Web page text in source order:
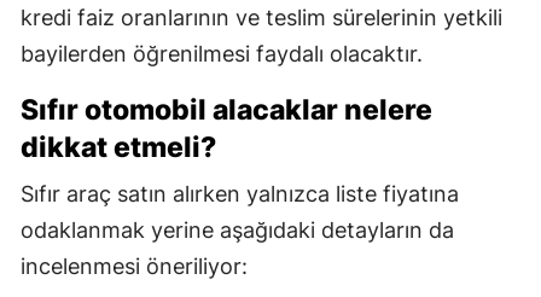
kredi faiz oranlarının ve teslim sürelerinin yetkili
bayilerden öğrenilmesi faydalı olacaktır.
Sıfır otomobil alacaklar nelere
dikkat etmeli?
Sıfır araç satın alırken yalnızca liste fiyatına
odaklanmak yerine aşağıdaki detayların da
incelenmesi öneriliyor: